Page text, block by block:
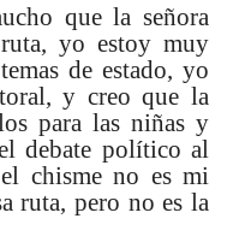
que la señora
yo estoy muy
de estado, yo
y creo que la
para las niñas y
debate político al
chisme no es mi
ruta, pero no es la